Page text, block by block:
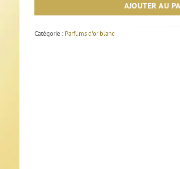
AJOUTER AU
Catégorie : Parfums d'or blanc